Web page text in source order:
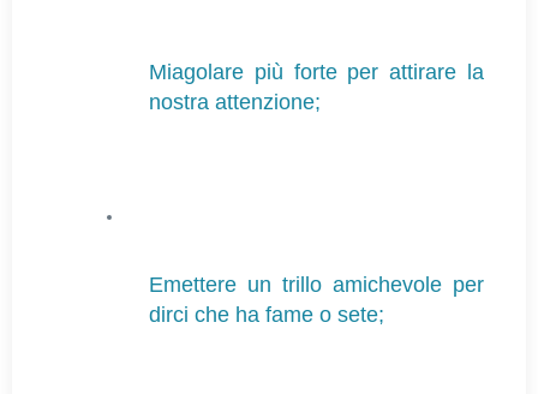
Miagolare più forte per attirare la
nostra attenzione;
Emettere un trillo amichevole per
dirci che ha fame o sete;